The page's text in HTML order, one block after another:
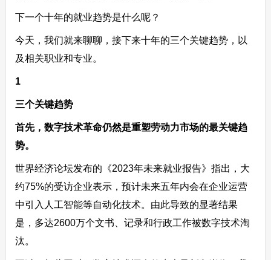
下一个十年的就业趋势是什么呢？
今天，我们就来聊聊，接下来十年的三个关键趋势，以
及相关职业和专业。
1
三个关键趋势
首先，数字技术革命仍然是重塑劳动力市场的最关键趋
势。
世界经济论坛发布的《2023年未来就业报告》指出，大
约75%的受访企业表示，预计未来五年内会在企业运营
中引入人工智能等自动化技术。由此导致的显著结果
是，多达2600万个文书、记录和行政工作被数字技术淘
汰。